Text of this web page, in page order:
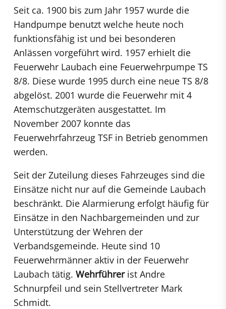
Seit ca. 1900 bis zum Jahr 1957 wurde die
Handpumpe benutzt welche heute noch
funktionsfähig ist und bei besonderen
Anlässen vorgeführt wird. 1957 erhielt die
Feuerwehr Laubach eine Feuerwehrpumpe TS
8/8. Diese wurde 1995 durch eine neue TS 8/8
abgelöst. 2001 wurde die Feuerwehr mit 4
Atemschutzgeräten ausgestattet. Im
November 2007 konnte das
Feuerwehrfahrzeug TSF in Betrieb genommen
werden.
Seit der Zuteilung dieses Fahrzeuges sind die
Einsätze nicht nur auf die Gemeinde Laubach
beschränkt. Die Alarmierung erfolgt häufig für
Einsätze in den Nachbargemeinden und zur
Unterstützung der Wehren der
Verbandsgemeinde. Heute sind 10
Feuerwehrmänner aktiv in der Feuerwehr
Laubach tätig. Wehrführerist Andre
Schnurpfeil und sein Stellvertreter Mark
Schmidt.